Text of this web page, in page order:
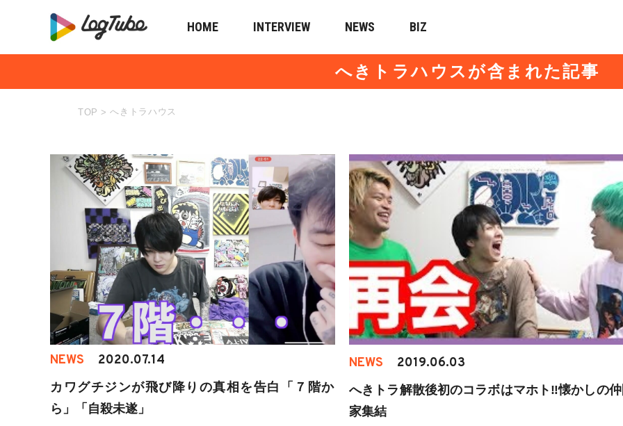
HOME INTERVIEW NEWS BIZ
へきトラハウスが含まれた記事
TOP > へきトラハウス
NEWS 2020.07.14
カワグチジンが飛び降りの真相を告白「７階か
ら」「自殺未遂」
NEWS 2019.06.03
へきトラ解散後初のコラボはマホト‼︎懐かしの
家集結